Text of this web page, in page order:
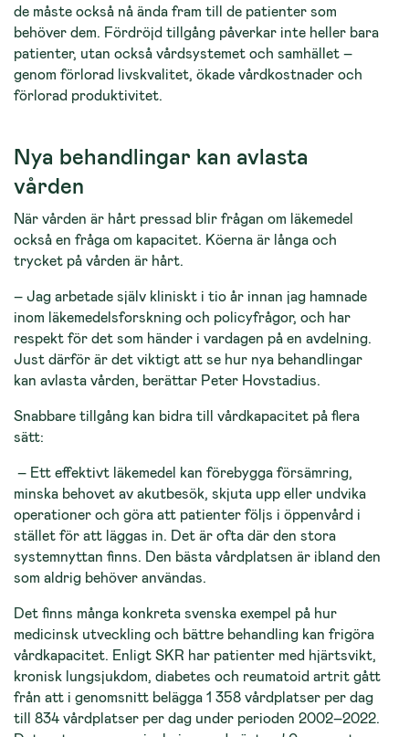
de måste också nå ända fram till de patienter som
behöver dem. Fördröjd tillgång påverkar inte heller bara
patienter, utan också vårdsystemet och samhället –
genom förlorad livskvalitet, ökade vårdkostnader och
förlorad produktivitet.
Nya behandlingar kan avlasta
vården
När vården är hårt pressad blir frågan om läkemedel
också en fråga om kapacitet. Köerna är långa och
trycket på vården är hårt.
– Jag arbetade själv kliniskt i tio år innan jag hamnade
inom läkemedelsforskning och policyfrågor, och har
respekt för det som händer i vardagen på en avdelning.
Just därför är det viktigt att se hur nya behandlingar
kan avlasta vården, berättar Peter Hovstadius.
Snabbare tillgång kan bidra till vårdkapacitet på flera
sätt:
– Ett effektivt läkemedel kan förebygga försämring,
minska behovet av akutbesök, skjuta upp eller undvika
operationer och göra att patienter följs i öppenvård i
stället för att läggas in. Det är ofta där den stora
systemnyttan finns. Den bästa vårdplatsen är ibland den
som aldrig behöver användas.
Det finns många konkreta svenska exempel på hur
medicinsk utveckling och bättre behandling kan frigöra
vårdkapacitet. Enligt SKR har patienter med hjärtsvikt,
kronisk lungsjukdom, diabetes och reumatoid artrit gått
från att i genomsnitt belägga 1 358 vårdplatser per dag
till 834 vårdplatser per dag under perioden 2002–2022.